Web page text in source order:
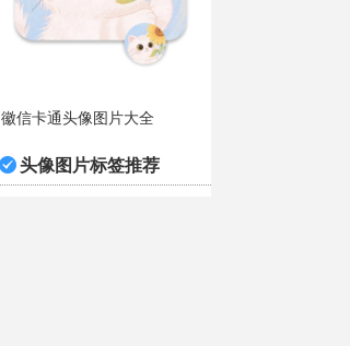
徽信卡通头像图片大全
头像图片标签推荐